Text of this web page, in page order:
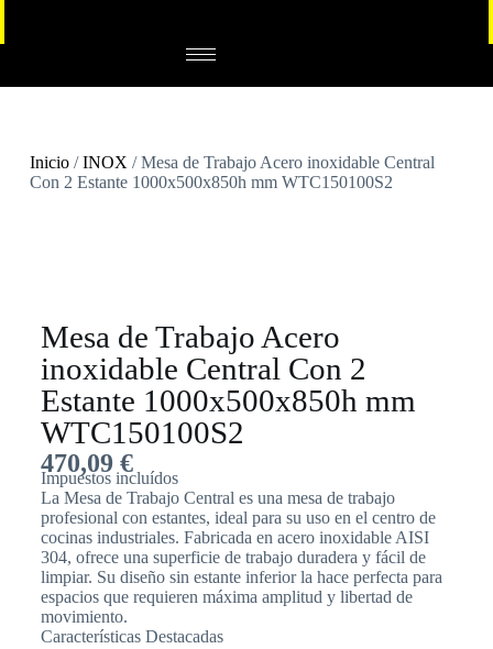
Inicio/INOX / Mesa de Trabajo Acero inoxidable Central
Con 2 Estante 1000x500x850h mm WTC150100S2
Mesa de Trabajo Acero
inoxidable Central Con 2
Estante 1000x500x850h mm
WTC150100S2
470,09 €
Impuestos incluídos
La Mesa de Trabajo Central es una mesa de trabajo
profesional con estantes, ideal para su uso en el centro de
cocinas industriales. Fabricada en acero inoxidable AISI
304, ofrece una superficie de trabajo duradera y fácil de
limpiar. Su diseño sin estante inferior la hace perfecta para
espacios que requieren máxima amplitud y libertad de
movimiento.
Características Destacadas